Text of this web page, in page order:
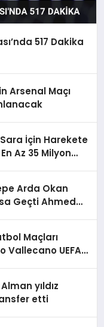
517 Dakika
Arsenal Maçı
İçin Harekete
Az 35 Milyon
Arda Okan
Geçti Ahmed
Maçları
Vallecano UEFA
yıldız
etti